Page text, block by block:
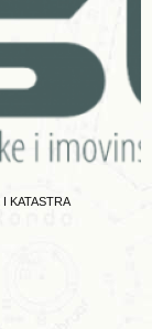
KATASTRA